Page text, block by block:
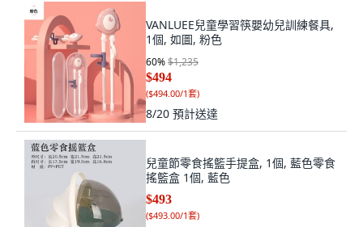
VANLUEE兒童學習筷嬰幼兒訓練餐具,
1個, 如圖, 粉色
60%$1,235
$494
($494.00/1套)
8/20 預計送達
兒童節零食搖籃手提盒, 1個, 藍色零食
搖籃盒 1個, 藍色
$493
($493.00/1套)